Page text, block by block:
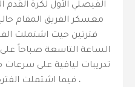
الفيصلي الأول لكرة
معسكر الفريق المقام
فترتين حيث اشتملت
الساعة التاسعة صباحاً على
تدريبات لياقية على
، فيما اشتملت